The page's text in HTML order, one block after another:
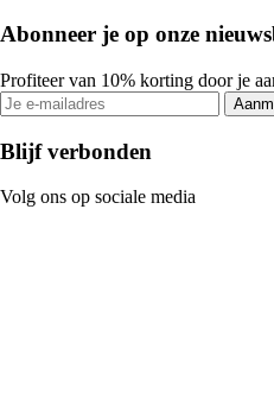
Abonneer je op onze
Profiteer van 10% korting door je
Blijf verbonden
Volg ons op sociale media